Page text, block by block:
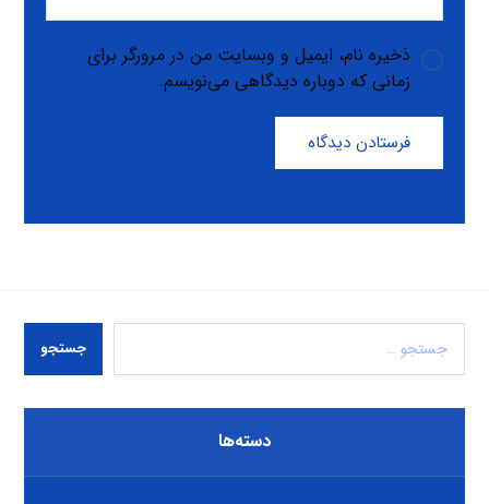
ذخیره نام، ایمیل و وبسایت من در مرورگر برای
زمانی که دوباره دیدگاهی می‌نویسم.
فرستادن دیدگاه
جستجو
دسته‌ها